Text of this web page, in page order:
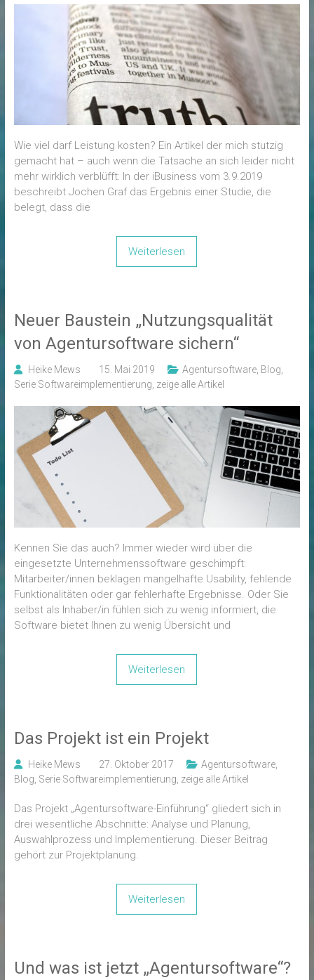
Wie viel darf Leistung kosten? Ein Artikel der mich stutzig
gemacht hat – auch wenn die Tatsache an sich leider nicht
mehr wirklich verblüfft: In der iBusiness vom 3.9.2019
beschreibt Jochen Graf das Ergebnis einer Studie, die
belegt, dass die
Weiterlesen
Neuer Baustein „Nutzungsqualität
von Agentursoftware sichern“
Heike Mews 15. Mai 2019 Agentursoftware, Blog,
Serie Softwareimplementierung, zeige alle Artikel
Kennen Sie das auch? Immer wieder wird über die
eingesetzte Unternehmenssoftware geschimpft:
Mitarbeiter/innen beklagen mangelhafte Usability, fehlende
Funktionalitäten oder gar fehlerhafte Ergebnisse. Oder Sie
selbst als Inhaber/in fühlen sich zu wenig informiert, die
Software bietet Ihnen zu wenig Übersicht und
Weiterlesen
Das Projekt ist ein Projekt
Heike Mews 27. Oktober 2017 Agentursoftware,
Blog Serie Softwareimplementierung zeige alle Artikel
Das Projekt „Agentursoftware-Einführung“ gliedert sich in
drei wesentliche Abschnitte: Analyse und Planung,
Auswahlprozess und Implementierung. Dieser Beitrag
gehört zur Projektplanung.
Weiterlesen
Und was ist jetzt „Agentursoftware“?